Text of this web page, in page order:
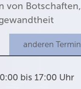
von Botschaften,
bis 17:00 Uhr